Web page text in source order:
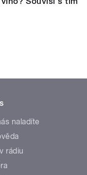
naladíte
rádiu